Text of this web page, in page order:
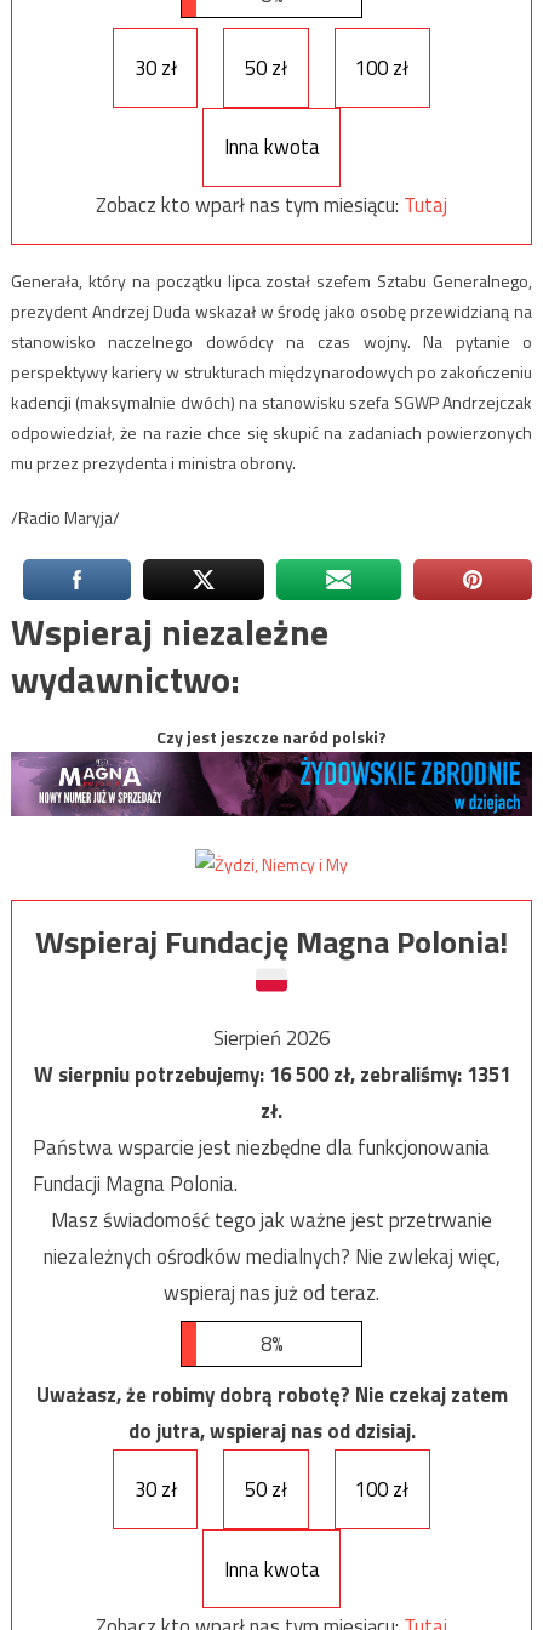
30 zł 50 zł 100 zł
Inna kwota
Zobacz kto wparł nas tym miesiącu: Tutaj
Generała, który na początku lipca został szefem Sztabu Generalnego,
prezydent Andrzej Duda wskazał w środę jako osobę przewidzianą na
stanowisko naczelnego dowódcy na czas wojny. Na pytanie o
perspektywy kariery w strukturach międzynarodowych po zakończeniu
kadencji (maksymalnie dwóch) na stanowisku szefa SGWP Andrzejczak
odpowiedział, że na razie chce się skupić na zadaniach powierzonych
mu przez prezydenta i ministra obrony.
/Radio Maryja/
Wspieraj niezależne
wydawnictwo:
Czy jest jeszcze naród polski?
Wspieraj Fundację Magna Polonia!
Sierpień 2026
W sierpniu potrzebujemy:16 500zł, zebraliśmy:1351
zł.
Państwa wsparcie jest niezbędne dla funkcjonowania
Fundacji Magna Polonia.
Masz świadomość tego jak ważne jest przetrwanie
niezależnych ośrodków medialnych? Nie zwlekaj więc,
wspieraj nas już od teraz.
8%
Uważasz, że robimy dobrą robotę? Nie czekaj zatem
do jutra, wspieraj nas od dzisiaj.
30 zł
50 zł 100 zł
Inna kwota